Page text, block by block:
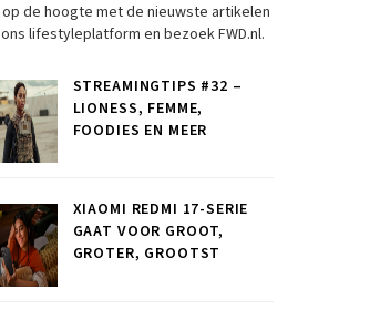
de hoogte met de nieuwste artikelen
lifestyleplatform en bezoek FWD.nl.
STREAMINGTIPS #32 –
LIONESS, FEMME,
FOODIES EN MEER
XIAOMI REDMI 17-SERIE
GAAT VOOR GROOT,
GROTER, GROOTST